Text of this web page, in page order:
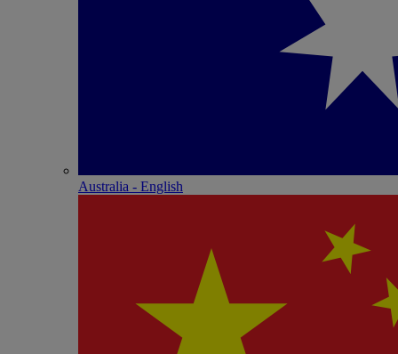
Australia - English